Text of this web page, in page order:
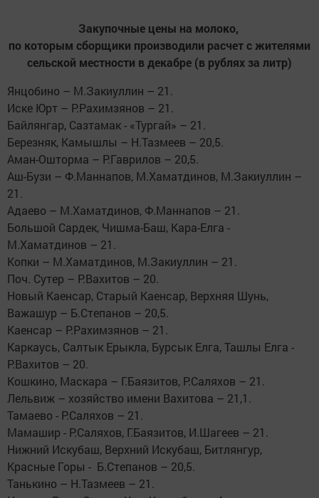
Закупочные цены на молоко,
по которым сборщики производили расчет с жителями
сельской местности в декабре (в рублях за литр)
Янцобино – М.Закиуллин – 21.
Иске Юрт – Р.Рахимзянов – 21.
Байлянгар, Сазтамак - «Тургай» – 21.
Березняк, Камышлы – Н.Тазмеев – 20,5.
Аман-Ошторма – Р.Гаврилов – 20,5.
Аш-Бузи – Ф.Маннапов, М.Хаматдинов, М.Закиуллин –
21.
Адаево – М.Хаматдинов, Ф.Маннапов – 21.
Большой Сардек, Чишма-Баш, Кара-Елга -
М.Хаматдинов – 21.
Копки – М.Хаматдинов, М.Закиуллин – 21.
Поч. Сутер – Р.Вахитов – 20.
Новый Каенсар, Старый Каенсар, Верхняя Шунь,
Важашур – Б.Степанов – 20,5.
Каенсар – Р.Рахимзянов – 21.
Каркаусь, Салтык Ерыкла, Бурсык Елга, Ташлы Елга -
Р.Вахитов – 20.
Кошкино, Маскара – Г.Баязитов, Р.Саляхов – 21.
Лельвиж – хозяйство имени Вахитова – 21,1.
Тамаево - Р.Саляхов – 21.
Мамашир - Р.Саляхов, Г.Баязитов, И.Шагеев – 21.
Нижний Искубаш, Верхний Искубаш, Битлянгур,
Красные Горы - Б.Степанов – 20,5.
Танькино – Н.Тазмеев – 21.